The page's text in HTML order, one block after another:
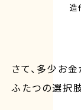
造
さて、多少お
ふたつの選択